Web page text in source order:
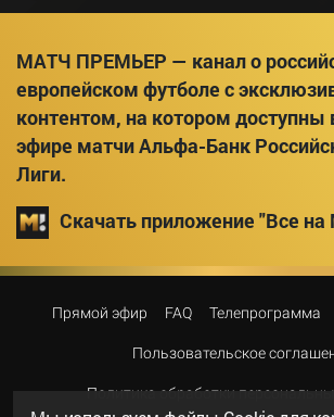
МАТЧ ПРЕМЬЕР — канал о
европейском футболе с
контентом, на котором
эфире матчи Альфа-Банк
Лиги.
Скачать приложение "Все на
Прямой эфир FAQ Телепрограмма
Пользовательское
Политика обработки